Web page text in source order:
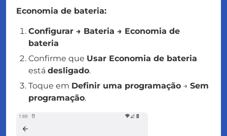
Economia de bateria:
Configurar → Bateria → Economia de
bateria
Confirme que Usar Economia de bateria
está desligado.
Toque em Definir uma programação → Sem
programação.